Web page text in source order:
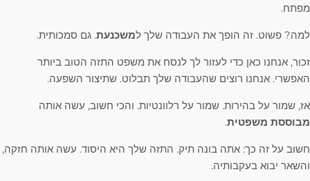
מפתח.
למה? פשוט. זה הופך את העבודה שלך למשכנעת. גם סמכותית.
זכור, אנחנו כאן כדי לעזור לך לנסח את משפט התזה הטוב ביותר
האפשרי. אנחנו רוצים שהעבודה שלך תבלוט. שתיצור השפעה.
אז, שמור על בהירות. שמור על רלוונטיות. והכי חשוב, עשה אותה
מבוססת משפטית.
חשוב על זה כך: אתה בונה תיק. התזה שלך היא היסוד. עשה אותה חזקה,
והשאר יבוא בעקבותיה.